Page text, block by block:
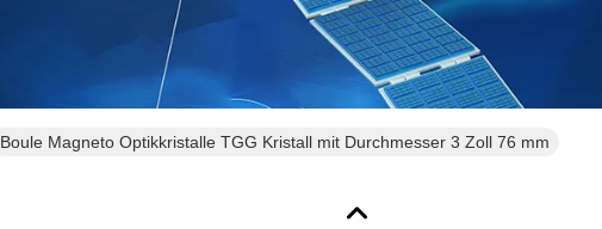
Boule Magneto Optikkristalle TGG Kristall mit Durchmesser 3 Zoll 76 mm